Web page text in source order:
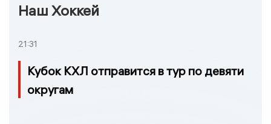
Наш Хоккей
21:31
Кубок КХЛ отправится в тур по девяти
округам